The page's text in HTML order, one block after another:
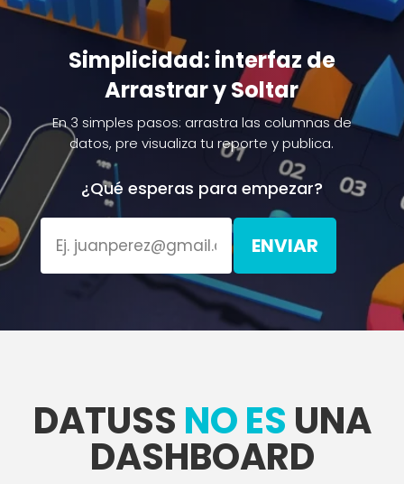
Simplicidad: interfaz de
Arrastrar y Soltar
En 3 simples pasos: arrastra las columnas de
datos, pre visualiza tu reporte y publica.
¿Qué esperas para empezar?
ENVIAR
DATUSS NO ES UNA
DASHBOARD